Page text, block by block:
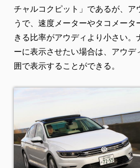
チャルコクピット」であるが、ア
うで、速度メーターやタコメータ
きる比率がアウディより小さい。
ーに表示させたい場合は、アウデ
囲で表示することができる。